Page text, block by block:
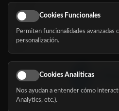
Eventos
Nosotros
Síguenos
Cookies Funcionales
Permiten funcionalidades avanzadas
personalización.
Cookies Analíticas
Nos ayudan a entender cómo
Analytics, etc.).